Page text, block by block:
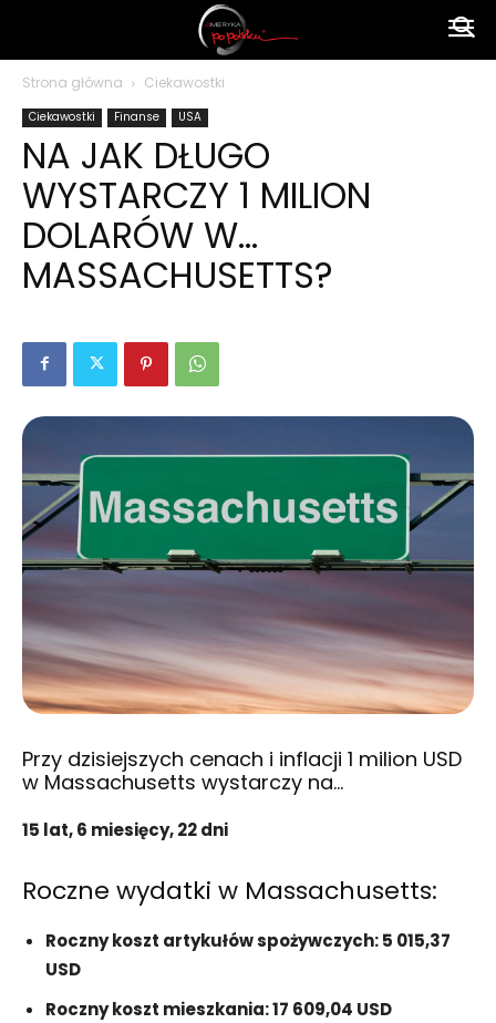
polsku
Strona główna Ciekawostki
Ciekawostki Finanse USA
NA JAK DŁUGO
WYSTARCZY 1 MILION
DOLARÓW W…
MASSACHUSETTS?
Przy dzisiejszych cenach i inflacji 1 milion USD
w Massachusetts wystarczy na…
15 lat, 6 miesięcy, 22 dni
Roczne wydatki w Massachusetts:
Roczny koszt artykułów spożywczych: 5 015,37
USD
Roczny koszt mieszkania: 17 609,04 USD